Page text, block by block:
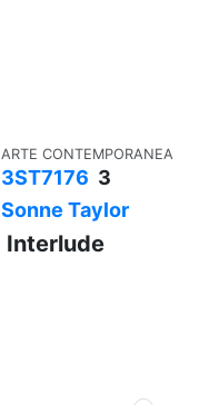
ARTE CONTEMPORANEA
3ST7176 3
Sonne Taylor
Interlude